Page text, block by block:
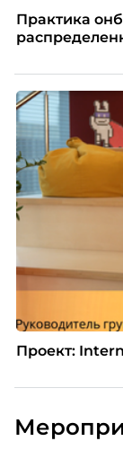
Практика
Проект: